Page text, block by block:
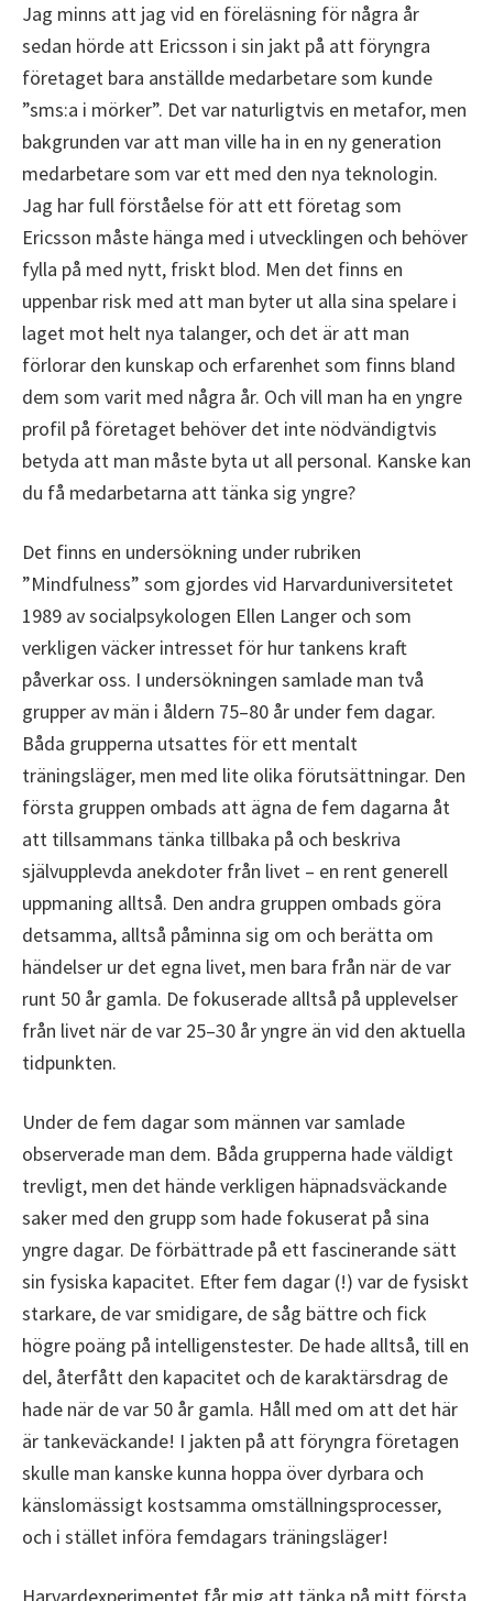
Jag minns att jag vid en föreläsning för några år
sedan hörde att Ericsson i sin jakt på att föryngra
företaget bara anställde medarbetare som kunde
”sms:a i mörker”. Det var naturligtvis en metafor, men
bakgrunden var att man ville ha in en ny generation
medarbetare som var ett med den nya teknologin.
Jag har full förståelse för att ett företag som
Ericsson måste hänga med i utvecklingen och behöver
fylla på med nytt, friskt blod. Men det finns en
uppenbar risk med att man byter ut alla sina spelare i
laget mot helt nya talanger, och det är att man
förlorar den kunskap och erfarenhet som finns bland
dem som varit med några år. Och vill man ha en yngre
profil på företaget behöver det inte nödvändigtvis
betyda att man måste byta ut all personal. Kanske kan
du få medarbetarna att tänka sig yngre?
Det finns en undersökning under rubriken
”Mindfulness” som gjordes vid Harvarduniversitetet
1989 av socialpsykologen Ellen Langer och som
verkligen väcker intresset för hur tankens kraft
påverkar oss. I undersökningen samlade man två
grupper av män i åldern 75–80 år under fem dagar.
Båda grupperna utsattes för ett mentalt
träningsläger, men med lite olika förutsättningar. Den
första gruppen ombads att ägna de fem dagarna åt
att tillsammans tänka tillbaka på och beskriva
självupplevda anekdoter från livet – en rent generell
uppmaning alltså. Den andra gruppen ombads göra
detsamma, alltså påminna sig om och berätta om
händelser ur det egna livet, men bara från när de var
runt 50 år gamla. De fokuserade alltså på upplevelser
från livet när de var 25–30 år yngre än vid den aktuella
tidpunkten.
Under de fem dagar som männen var samlade
observerade man dem. Båda grupperna hade väldigt
trevligt, men det hände verkligen häpnadsväckande
saker med den grupp som hade fokuserat på sina
yngre dagar. De förbättrade på ett fascinerande sätt
sin fysiska kapacitet. Efter fem dagar (!) var de fysiskt
starkare, de var smidigare, de såg bättre och fick
högre poäng på intelligenstester. De hade alltså, till en
del, återfått den kapacitet och de karaktärsdrag de
hade när de var 50 år gamla. Håll med om att det här
är tankeväckande! I jakten på att föryngra företagen
skulle man kanske kunna hoppa över dyrbara och
känslomässigt kostsamma omställningsprocesser,
och i stället införa femdagars träningsläger!